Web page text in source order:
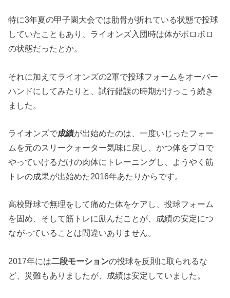
特に3年夏の甲子園大会では肋骨が折れている状態で投球
していたこともあり、ライオンズ入団時は体がボロボロ
の状態だったとか。
それに加えてライオンズの2軍で投球フォームをオーバー
ハンドにしてみたりと、試行錯誤の時期がけっこう続き
ました。
ライオンズで成績が出始めたのは、一度いじったフォー
ムを元のスリークォーター気味に戻し、かつ体をプロで
やっていけるだけの肉体にトレーニングし、ようやく筋
トレの成果が出始めた2016年あたりからです。
高校野球で無理をして痛めた体をケアし、投球フォーム
を固め、そして筋トレに励んだことが、成績の安定につ
ながっていることは間違いありません。
2017年には二段モーションの投球を反則に取られるな
ど、災難もありましたが、成績は安定していました。